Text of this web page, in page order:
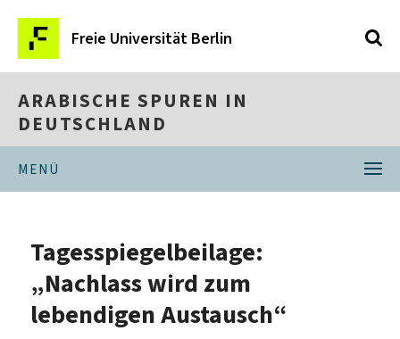
Freie Universität Berlin
ARABISCHE SPUREN IN
DEUTSCHLAND
MENÜ
Tagesspiegelbeilage:
„Nachlass wird zum
lebendigen Austausch“